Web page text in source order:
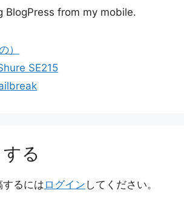
BlogPress from my mobile.
）
SE215
る
するには ログイン してください。